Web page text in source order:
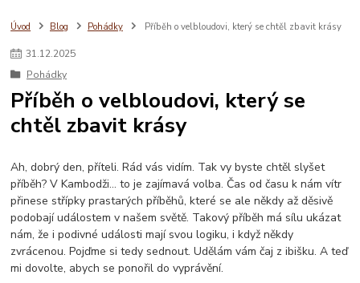
Úvod Blog Pohádky Příběh o velbloudovi, který se chtěl zbavit krásy
31.12.2025
Pohádky
Příběh o velbloudovi, který se
chtěl zbavit krásy
Ah, dobrý den, příteli. Rád vás vidím. Tak vy byste chtěl slyšet
příběh? V Kambodži... to je zajímavá volba. Čas od času k nám vítr
přinese střípky prastarých příběhů, které se ale někdy až děsivě
podobají událostem v našem světě. Takový příběh má sílu ukázat
nám, že i podivné události mají svou logiku, i když někdy
zvrácenou. Pojďme si tedy sednout. Udělám vám čaj z ibišku. A teď
mi dovolte, abych se ponořil do vyprávění.